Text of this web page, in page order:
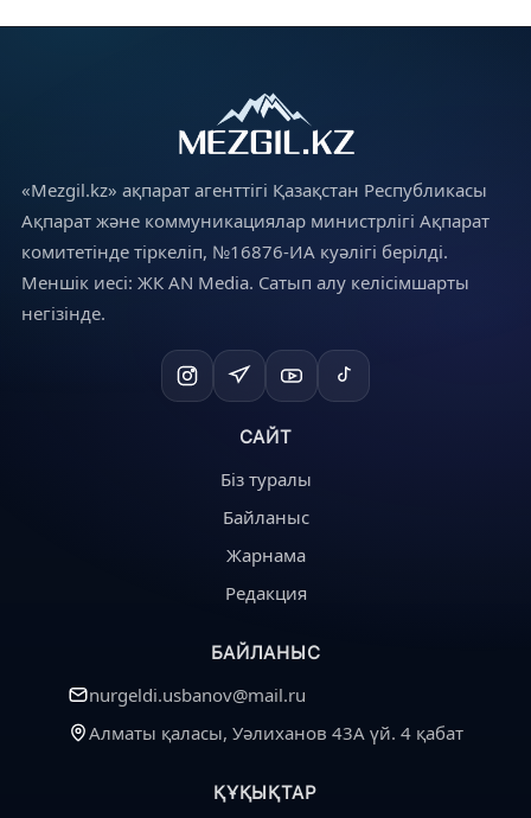
«Mezgil.kz» ақпарат агенттігі Қазақстан Республикасы
Ақпарат және коммуникациялар министрлігі Ақпарат
комитетінде тіркеліп, №16876-ИА куәлігі берілді.
Меншік иесі: ЖК AN Media. Сатып алу келісімшарты
негізінде.
САЙТ
Біз туралы
Байланыс
Жарнама
Редакция
БАЙЛАНЫС
nurgeldi.usbanov@mail.ru
Алматы қаласы, Уәлиханов 43А үй. 4 қабат
ҚҰҚЫҚТАР